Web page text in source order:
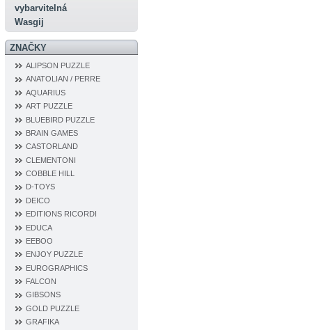
vybarvitelná
Wasgij
ZNAČKY
ALIPSON PUZZLE
ANATOLIAN / PERRE
AQUARIUS
ART PUZZLE
BLUEBIRD PUZZLE
BRAIN GAMES
CASTORLAND
CLEMENTONI
COBBLE HILL
D‐TOYS
DEICO
EDITIONS RICORDI
EDUCA
EEBOO
ENJOY PUZZLE
EUROGRAPHICS
FALCON
GIBSONS
GOLD PUZZLE
GRAFIKA